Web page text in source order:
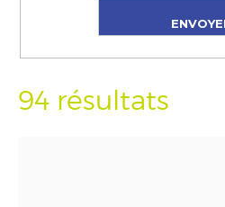
94 résultats